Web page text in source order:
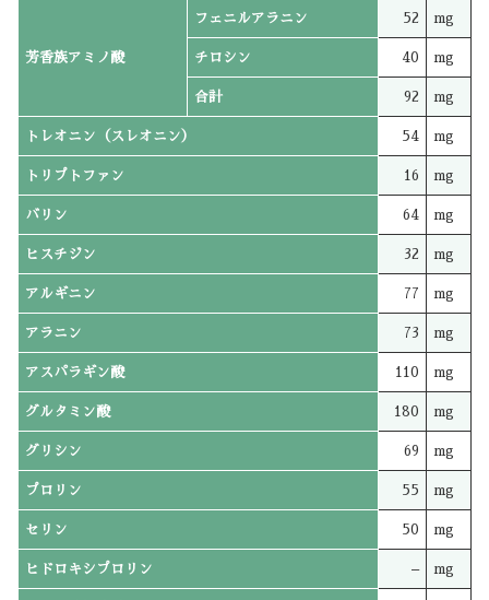
芳香族アミノ酸
フェニルアラニン 52 mg
チロシン 40 mg
合計 92 mg
トレオニン（スレオニン） 54 mg
トリプトファン 16 mg
バリン 64 mg
ヒスチジン 32 mg
アルギニン 77 mg
アラニン 73 mg
アスパラギン酸 110 mg
グルタミン酸 180 mg
グリシン 69 mg
プロリン 55 mg
セリン 50 mg
ヒドロキシプロリン – mg